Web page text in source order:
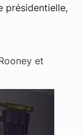
présidentielle,
et